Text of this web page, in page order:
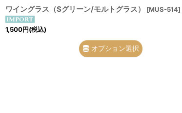
ワイングラス（Sグリーン/モルトグラス） [MUS-514]
1,500円(税込)
オプション選択